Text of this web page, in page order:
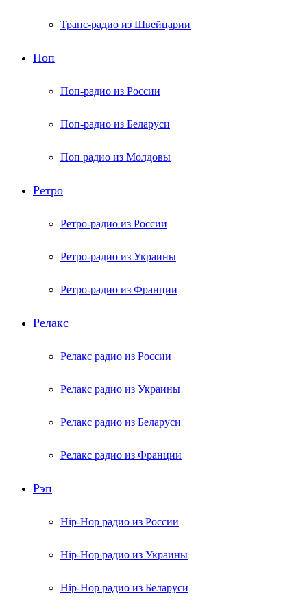
Транс-радио из Швейцарии
Поп
Поп-радио из России
Поп-радио из Беларуси
Поп радио из Молдовы
Ретро
Ретро-радио из России
Ретро-радио из Украины
Ретро-радио из Франции
Релакс
Релакс радио из России
Релакс радио из Украины
Релакс радио из Беларуси
Релакс радио из Франции
Рэп
Hip-Hop радио из России
Hip-Hop радио из Украины
Hip-Hop радио из Беларуси